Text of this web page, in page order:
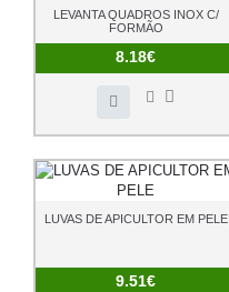
LEVANTA QUADROS INOX C/
FORMÃO
8.18€
LUVAS DE APICULTOR EM PELE
9.51€